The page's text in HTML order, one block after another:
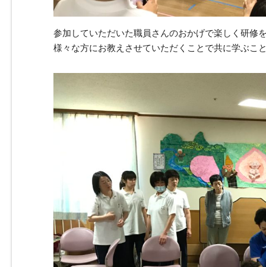
参加していただいた職員さんのおかげで楽しく研修
様々な方にお教えさせていただくことで共に学ぶこ